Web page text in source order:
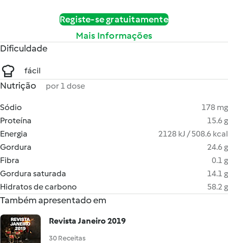
Registe-se gratuitamente
Mais Informações
Dificuldade
fácil
Nutrição por 1 dose
Sódio
178 mg
Proteína
15.6 g
Energia
2128 kJ / 508.6 kcal
Gordura
24.6 g
Fibra
0.1 g
Gordura saturada
14.1 g
Hidratos de carbono
58.2 g
Também apresentado em
Revista Janeiro 2019
30 Receitas